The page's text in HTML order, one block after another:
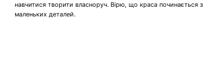
навчитися творити власноруч. Вірю, що краса починається з
маленьких деталей.